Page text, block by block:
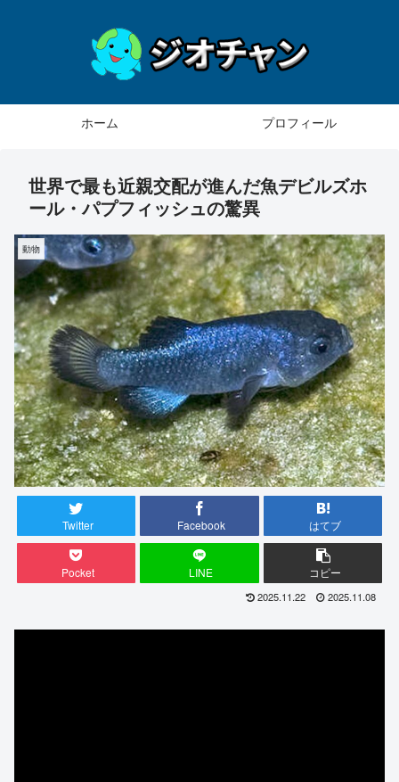
ホーム プロフィール
世界で最も近親交配が進んだ魚デビルズホ
ール・パプフィッシュの驚異
動物
Twitter Facebook はてブ
Pocket LINE コピー
2025.11.22 2025.11.08